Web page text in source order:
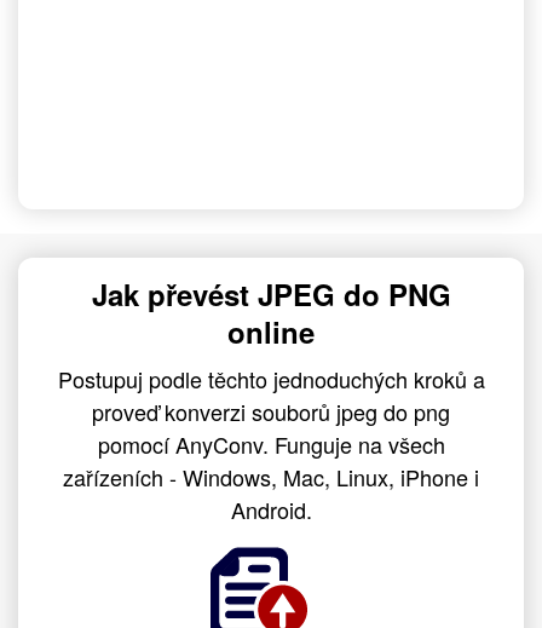
Jak převést JPEG do PNG
online
Postupuj podle těchto jednoduchých kroků a
proveď konverzi souborů jpeg do png
pomocí AnyConv. Funguje na všech
zařízeních - Windows, Mac, Linux, iPhone i
Android.